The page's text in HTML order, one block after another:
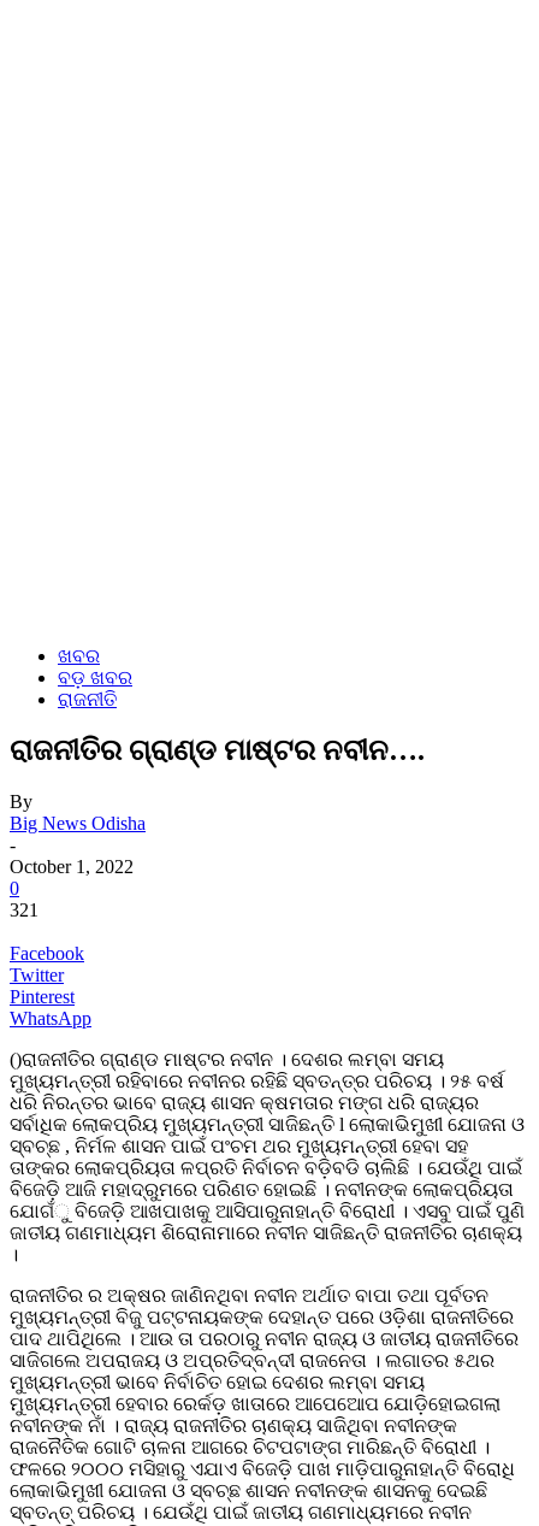
ଖବର
ବଡ଼ ଖବର
ରାଜନୀତି
ରାଜନୀତିର ଗ୍ରାଣ୍ଡ ମାଷ୍ଟର ନବୀନ….
By
Big News Odisha
-
October 1, 2022
0
321
Facebook
Twitter
Pinterest
WhatsApp
()ରାଜନୀତିର ଗ୍ରାଣ୍ଡ ମାଷ୍ଟର ନବୀନ । ଦେଶର ଲମ୍ବା ସମୟ
ମୁଖ୍ୟମନ୍ତ୍ରୀ ରହିବାରେ ନବୀନର ରହିଛି ସ୍ବତନ୍ତ୍ର ପରିଚୟ । ୨୫ ବର୍ଷ
ଧରି ନିରନ୍ତର ଭାବେ ରାଜ୍ୟ ଶାସନ କ୍ଷମତାର ମଙ୍ଗ ଧରି ରାଜ୍ୟର
ସର୍ବାଧିକ ଲୋକପ୍ରିୟ ମୁଖ୍ୟମନ୍ତ୍ରୀ ସାଜିଛନ୍ତି l ଲୋକାଭିମୁଖୀ ଯୋଜନା ଓ
ସ୍ବଚ୍ଛ , ନିର୍ମଳ ଶାସନ ପାଇଁ ପଂଚମ ଥର ମୁଖ୍ୟମନ୍ତ୍ରୀ ହେବା ସହ
ତାଙ୍କର ଲୋକପ୍ରିୟତା ଳପ୍ରତି ନିର୍ବାଚନ ବଡ଼ିବଡି ଚାଲିଛି । ଯେଉଁଥି ପାଇଁ
ବିଜେଡ଼ି ଆଜି ମହାଦ୍ରୁମରେ ପରିଣତ ହୋଇଛି । ନବୀନଙ୍କ ଲୋକପ୍ରିୟତା
ଯୋଗଁୁ ବିଜେଡ଼ି ଆଖପାଖକୁ ଆସିପାରୁନାହାନ୍ତି ବିରୋଧୀ । ଏସବୁ ପାଇଁ ପୁଣି
ଜାତୀୟ ଗଣମାଧ୍ୟମ ଶିରୋନାମାରେ ନବୀନ ସାଜିଛନ୍ତି ରାଜନୀତିର ଚାଣକ୍ୟ
।
ରାଜନୀତିର ର ଅକ୍ଷର ଜାଣିନଥିବା ନବୀନ ଅର୍ଥାତ ବାପା ତଥା ପୂର୍ବତନ
ମୁଖ୍ୟମନ୍ତ୍ରୀ ବିଜୁ ପଟ୍ଟନାୟକଙ୍କ ଦେହାନ୍ତ ପରେ ଓଡ଼ିଶା ରାଜନୀତିରେ
ପାଦ ଥାପିଥିଲେ । ଆଉ ତା ପରଠାରୁ ନବୀନ ରାଜ୍ୟ ଓ ଜାତୀୟ ରାଜନୀତିରେ
ସାଜିଗଲେ ଅପରାଜୟ ଓ ଅପ୍ରତିଦ୍ବନ୍ଦୀ ରାଜନେତା । ଲଗାତର ୫ଥର
ମୁଖ୍ୟମନ୍ତ୍ରୀ ଭାବେ ନିର୍ବାଚିତ ହୋଇ ଦେଶର ଲମ୍ବା ସମୟ
ମୁଖ୍ୟମନ୍ତ୍ରୀ ହେବାର ରେର୍କଡ଼ ଖାତାରେ ଆପେଆେପ ଯୋଡ଼ିହୋଇଗଲା
ନବୀନଙ୍କ ନାଁ । ରାଜ୍ୟ ରାଜନୀତିର ଚାଣକ୍ୟ ସାଜିଥିବା ନବୀନଙ୍କ
ରାଜନୈତିକ ଗୋଟି ଚାଳନା ଆଗରେ ଚିଟପଟାଙ୍ଗ ମାରିଛନ୍ତି ବିରୋଧୀ ।
ଫଳରେ ୨୦୦୦ ମସିହାରୁ ଏଯାଏ ବିଜେଡ଼ି ପାଖ ମାଡ଼ିପାରୁନାହାନ୍ତି ବିରୋଧି
ଲୋକାଭିମୁଖୀ ଯୋଜନା ଓ ସ୍ବଚ୍ଛ ଶାସନ ନବୀନଙ୍କ ଶାସନକୁ ଦେଇଛି
ସ୍ବତନ୍ତ୍ ପରିଚୟ । ଯେଉଁଥି ପାଇଁ ଜାତୀୟ ଗଣମାଧ୍ୟମରେ ନବୀନ